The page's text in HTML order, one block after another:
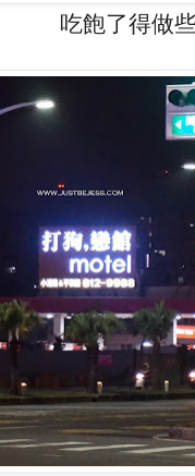
吃飽了得做